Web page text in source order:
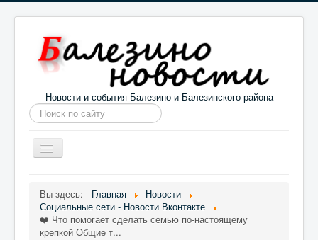
Новости и события Балезино и Балезинского района
Искать...
Toggle
Navigation
Информация Галерея О проекте
Вы здесь: Главная
Новости
Социальные сети - Новости Вконтакте
❤️ Что помогает сделать семью по-настоящему
крепкой Общие т...